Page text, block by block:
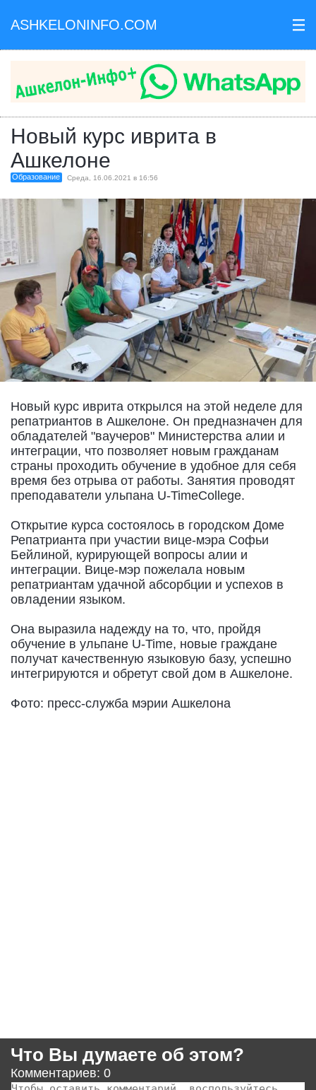
ASHKELONINFO.COM III
Новый курс иврита в
Ашкелоне
Образование Среда, 16.06.2021 в 16:56
Новый курс иврита открылся на этой неделе для
репатриантов в Ашкелоне. Он предназначен для
обладателей "ваучеров" Министерства алии и
интеграции, что позволяет новым гражданам
страны проходить обучение в удобное для себя
время без отрыва от работы. Занятия проводят
преподаватели ульпана U-TimeCollege.
Открытие курса состоялось в городском Доме
Репатрианта при участии вице-мэра Софьи
Бейлиной, курирующей вопросы алии и
интеграции. Вице-мэр пожелала новым
репатриантам удачной абсорбции и успехов в
овладении языком.
Она выразила надежду на то, что, пройдя
обучение в ульпане U-Time, новые граждане
получат качественную языковую базу, успешно
интегрируются и обретут свой дом в Ашкелоне.
Фото: пресс-служба мэрии Ашкелона
Что Вы думаете об этом?
Комментариев: 0